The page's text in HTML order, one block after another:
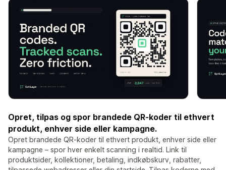
Opret, tilpas og spor brandede QR-koder til ethvert
produkt, enhver side eller kampagne.
Opret brandede QR-koder til ethvert produkt, enhver side eller
kampagne – spor hver enkelt scanning i realtid. Link til
produktsider, kollektioner, betaling, indkøbskurv, rabatter,